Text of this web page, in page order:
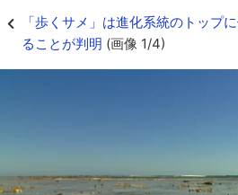
「歩くサメ」は進化系統のトップ
ることが判明 (画像 1/4)